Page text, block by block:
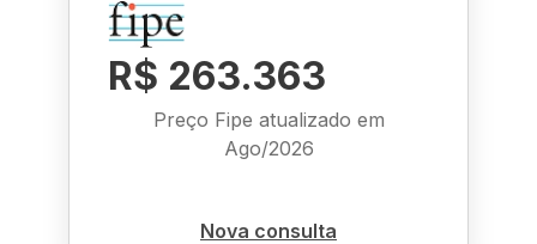
R$ 263.363
Preço Fipe atualizado em
Ago/2026
Nova consulta